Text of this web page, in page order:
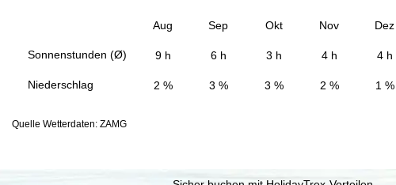
Sonnenstunden (Ø)
Niederschlag
Aug Sep Okt Nov Dez
9 h 6 h 3 h 4 h 4 h
2 % 3 % 3 % 2 % 1 %
Quelle Wetterdaten: ZAMG